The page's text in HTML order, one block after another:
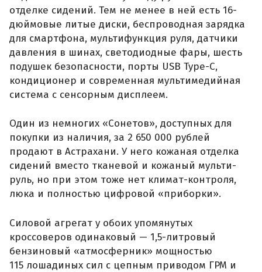
отделке сидений. Тем не менее в ней есть 16-
дюймовые литые диски, беспроводная зарядка
для смартфона, мультифункция руля, датчики
давления в шинах, светодиодные фары, шесть
подушек безопасности, порты USB Type-C,
кондиционер и современная мультимедийная
система с сенсорным дисплеем.
Один из немногих «Сонетов», доступных для
покупки из наличия, за 2 650 000 рублей
продают в Астрахани. У него кожаная отделка
сидений вместо тканевой и кожаный мульти-
руль, но при этом тоже нет климат-контроля,
люка и полностью цифровой «приборки».
Силовой агрегат у обоих упомянутых
кроссоверов одинаковый — 1,5-литровый
бензиновый «атмосферник» мощностью
115 лошадиных сил с цепным приводом ГРМ и